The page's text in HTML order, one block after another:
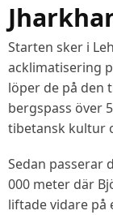
Starten sker i
acklimatisering
löper de på den
bergspass över
tibetansk kultur
Sedan passerar
000 meter där
liftade vidare